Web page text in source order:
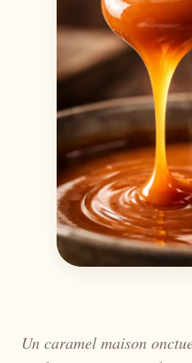
Un caramel maison